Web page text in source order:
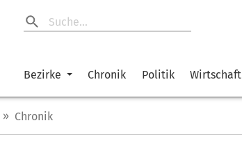
Bezirke Chronik Politik Wirtschaft
» Chronik